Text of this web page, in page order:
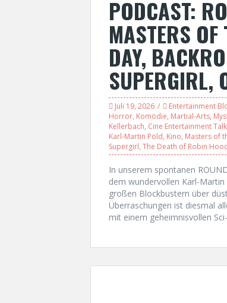
PODCAST:
MASTERS
DAY,
SUPERGIRL,
Juli 19, 2026 Entertainment
Horror, Komödie, Martial-Arts,
Kellerbach, Cine Entertainment Talk
Karl-Martin Pold, Kino, Masters of
Supergirl, The Death of Robin
In unserem spontanen
dem wundervollen Karl-
großen Blockbustern über
Überraschungen ist diesmal
mit einem geheimnisvollen